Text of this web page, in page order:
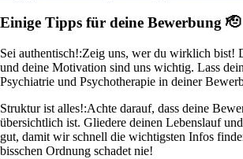
Einige Tipps für deine Bewerbung 🫡
Sei authentisch!:Zeig uns, wer du wirklich bist!
und deine Motivation sind uns wichtig. Lass
Psychiatrie und Psychotherapie in deiner
Struktur ist alles!:Achte darauf, dass deine
übersichtlich ist. Gliedere deinen Lebenslauf
gut, damit wir schnell die wichtigsten Infos
bisschen Ordnung schadet nie!